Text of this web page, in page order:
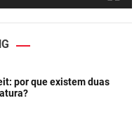
por que existem duas